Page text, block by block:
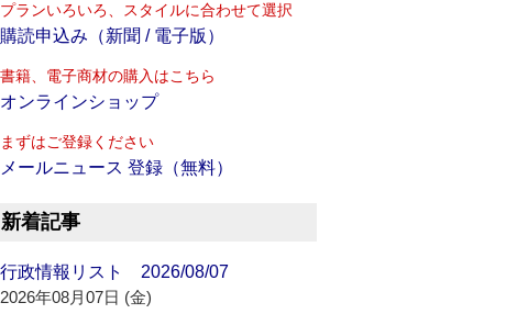
プランいろいろ、スタイルに合わせて選択
購読申込み（新聞 / 電子版）
書籍、電子商材の購入はこちら
オンラインショップ
まずはご登録ください
メールニュース 登録（無料）
新着記事
行政情報リスト 2026/08/07
2026年08月07日 (金)